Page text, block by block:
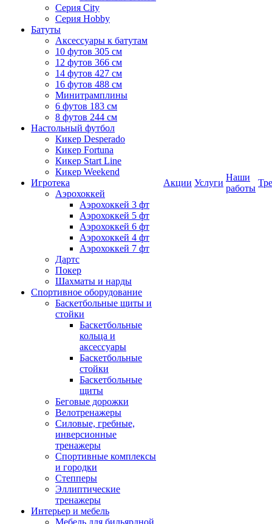
Серия City
Серия Hobby
Батуты
Аксессуары к батутам
10 футов 305 см
12 футов 366 см
14 футов 427 см
16 футов 488 см
Минитрамплины
6 футов 183 см
8 футов 244 см
Настольный футбол
Кикер Desperado
Кикер Fortuna
Кикер Start Line
Кикер Weekend
Игротека
Аэрохоккей
Аэрохоккей 3 фт
Аэрохоккей 5 фт
Аэрохоккей 6 фт
Аэрохоккей 4 фт
Аэрохоккей 7 фт
Дартс
Покер
Шахматы и нарды
Спортивное оборудование
Баскетбольные щиты и
стойки
Баскетбольные
кольца и
аксессуары
Баскетбольные
стойки
Баскетбольные
щиты
Беговые дорожки
Велотренажеры
Силовые, гребные,
инверсионные
тренажеры
Спортивные комплексы
и городки
Степперы
Эллиптические
тренажеры
Интерьер и мебель
Мебель для бильярдной
Акции Услуги
Наши
работы